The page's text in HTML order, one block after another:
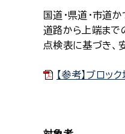
国道・県道・市道
道路から上端まで
点検表に基づき、
【参考】ブロ